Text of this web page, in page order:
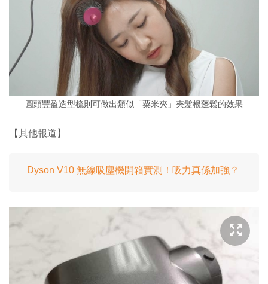
圓頭豐盈造型梳則可做出類似「粟米夾」夾髮根蓬鬆的效果
【其他報道】
Dyson V10 無線吸塵機開箱實測！吸力真係加強？